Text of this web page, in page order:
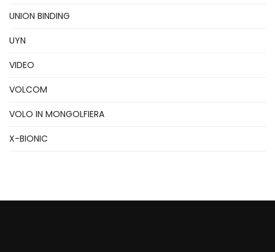
UNION BINDING
UYN
VIDEO
VOLCOM
VOLO IN MONGOLFIERA
X-BIONIC